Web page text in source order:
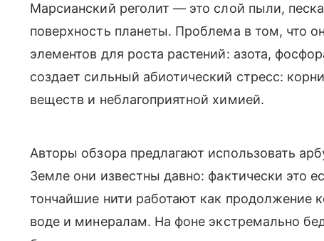
Марсианский реголит — это слой пыли,
поверхность планеты. Проблема в том, что
элементов для роста растений: азота,
создает сильный абиотический стресс:
веществ и неблагоприятной химией.
Авторы обзора предлагают использовать
Земле они известны давно: фактически это
тончайшие нити работают как продолжение
воде и минералам. На фоне экстремально